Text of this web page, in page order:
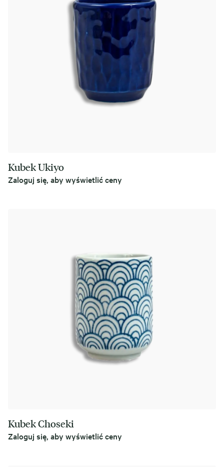
Kubek Ukiyo
Zaloguj się, aby wyświetlić ceny
Kubek Choseki
Zaloguj się, aby wyświetlić ceny